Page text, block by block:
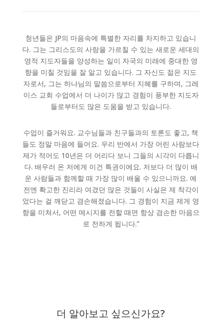
청년들은 JP의 마음속에 특별한 자리를 차지하고 있습니
다. 그는 그리스도의 사랑을 가르칠 수 있는 새로운 세대의
영적 지도자들을 양성하는 일이 자국의 미래에 중대한 영
향을 미칠 것임을 잘 알고 있습니다. 그 자신도 젊은 지도
자로서, 그는 하나님의 말씀으로부터 지혜를 구하며, 그레
이스 교회 수업에서 더 나이가 많고 경험이 풍부한 지도자
들로부터도 많은 도움을 받고 있습니다.
수업이 즐거워요. 교수님들과 친구들과의 토론도 좋고, 책
들도 정말 마음에 들어요. 우리 반에서 가장 어린 사람보다
제가 적어도 10년은 더 어리다 보니 그들의 시각이 다릅니
다. 배우러 온 저에게 이건 특권이에요. 저보다 더 많이 배
운 사람들과 함께할 때 가장 많이 배울 수 있으니까요. 예
전엔 확고한 진리라 여겼던 많은 것들이 사실은 제 착각이
었다는 걸 깨닫고 겸손해졌습니다. 그 경험이 지금 제게 영
향을 미쳐서, 어떤 메시지를 전할 때면 항상 겸손한 마음으
로 전하게 됩니다.”
더 알아보고 싶으신가요?